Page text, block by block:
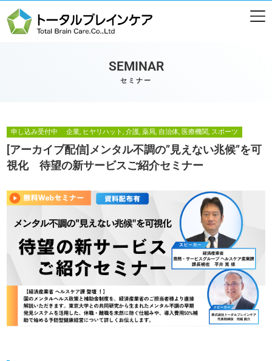
SEMINAR
セミナー
申し込み受付中 企業, ヒヤリハット, 介護, 薬局, 自治体, 医療機関, スポーツ
[アーカイブ配信]メンタル不調の”見えない兆候”を可
視化 待望の新サービスご紹介セミナー